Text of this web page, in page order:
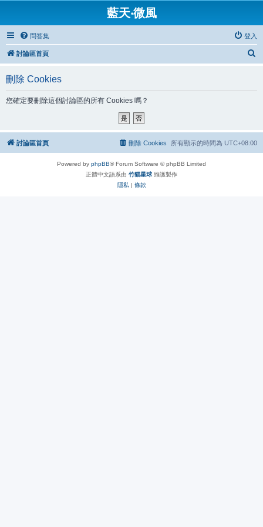
藍天‧微風
問答集 登入
討論區首頁
刪除 Cookies
您確定要刪除這個討論區的所有 Cookies 嗎？
討論區首頁 所有顯示的時間為 UTC+08:00
刪除 Cookies
Powered by phpBB® Forum Software © phpBB Limited
正體中文語系由 竹貓星球 維護製作
隱私 | 條款